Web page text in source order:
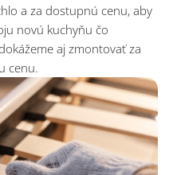
a za dostupnú cenu, aby
novú kuchyňu čo
aj zmontovať za
cenu.​